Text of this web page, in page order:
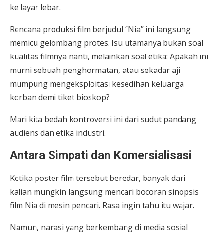
ke layar lebar.
Rencana produksi film berjudul “Nia” ini langsung
memicu gelombang protes. Isu utamanya bukan soal
kualitas filmnya nanti, melainkan soal etika: Apakah ini
murni sebuah penghormatan, atau sekadar aji
mumpung mengeksploitasi kesedihan keluarga
korban demi tiket bioskop?
Mari kita bedah kontroversi ini dari sudut pandang
audiens dan etika industri.
Antara Simpati dan Komersialisasi
Ketika poster film tersebut beredar, banyak dari
kalian mungkin langsung mencari bocoran sinopsis
film Nia di mesin pencari. Rasa ingin tahu itu wajar.
Namun, narasi yang berkembang di media sosial